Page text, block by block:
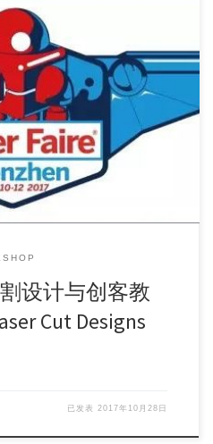
Cut Designs 工作坊时长：90
设计与创客教
Cut Designs
已发表2017年10月28日